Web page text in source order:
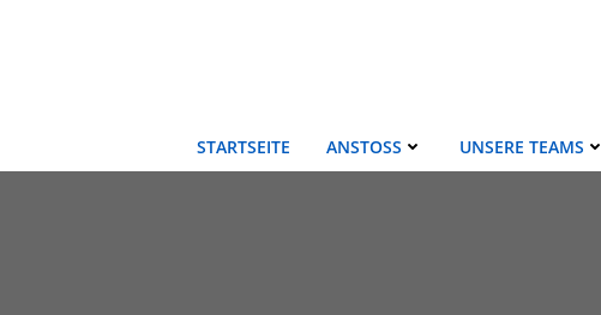
STARTSEITE ANSTOSS UNSERE TEAMS